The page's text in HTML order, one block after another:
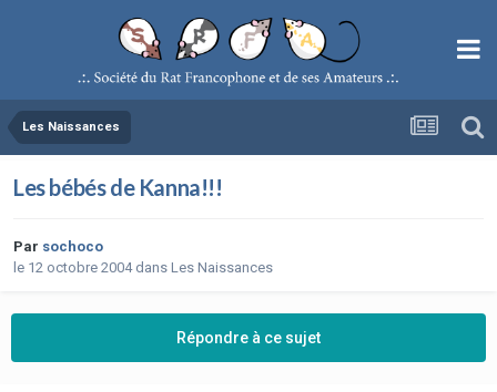
Les Naissances
Les bébés de Kanna!!!
Par sochoco
le 12 octobre 2004dans Les Naissances
Répondre à ce sujet